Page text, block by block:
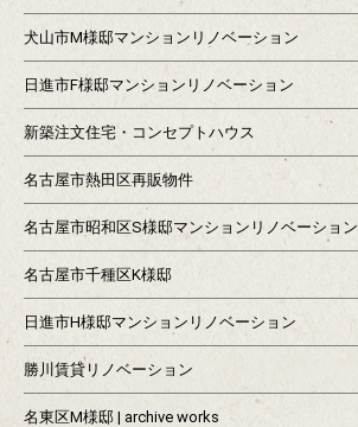
犬山市M様邸マンションリノベーション
日進市F様邸マンションリノベーション
新築注文住宅・コンセプトハウス
名古屋市熱田区再販物件
名古屋市昭和区S様邸マンションリノベーション
名古屋市千種区K様邸
日進市H様邸マンションリノベーション
勝川賃貸リノベーション
名東区M様邸 | archive works